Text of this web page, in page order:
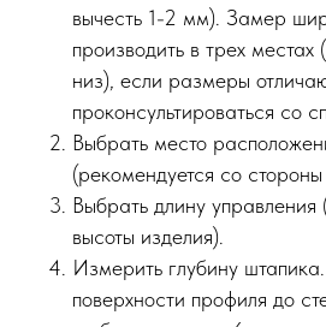
вычесть 1-2 мм). Замер
производить в трех
низ), если размеры
проконсультироваться со
Выбрать место
(рекомендуется со стороны
Выбрать длину
высоты изделия).
Измерить глубину
поверхности профиля до